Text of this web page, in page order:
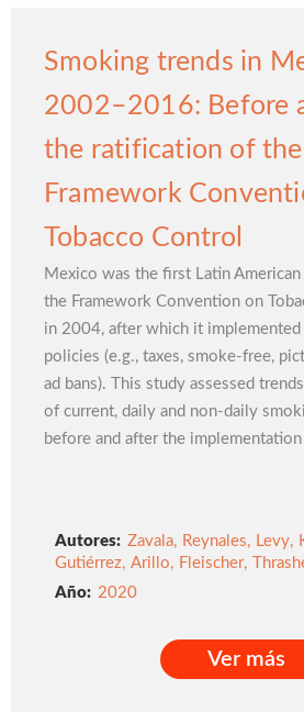
Smoking trends in
2002–2016: Before
the ratification of the
Framework
Tobacco Control
Mexico was the first Latin
the Framework Convention on
in 2004, after which it implemented
policies (e.g., taxes, smoke-free,
ad bans). This study assessed
of current, daily and non-daily
before and after the
Autores: Zavala, Reynales, Levy,
Gutiérrez, Arillo, Fleischer,
2020
Ver más